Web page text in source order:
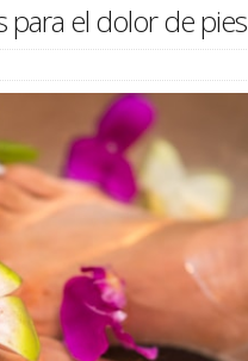
para el dolor de pies